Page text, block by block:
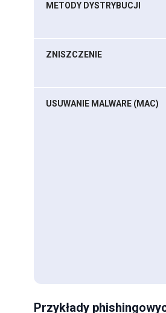
METODY DYSTRYBUCJI
ZNISZCZENIE
USUWANIE MALWARE (MAC)
Przykłady